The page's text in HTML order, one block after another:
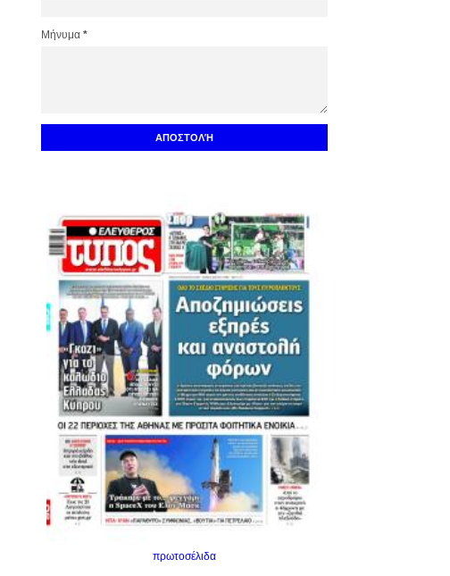
Μήνυμα *
πρωτοσέλιδα